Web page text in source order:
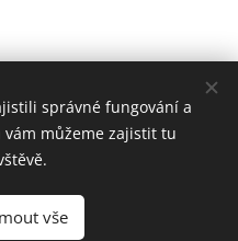
2019
správné fungování a
můžeme zajistit tu
vše